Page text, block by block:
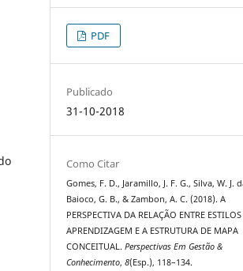
PDF
Publicado
31-10-2018
Como Citar
Gomes, F. D., Jaramillo, J. F. G., Silva, W. J.
Baioco, G. B., & Zambon, A. C. (2018). A
PERSPECTIVA DA RELAÇÃO ENTRE
APRENDIZAGEM E A ESTRUTURA DE MAPA
CONCEITUAL.Perspectivas Em Gestão &
Conhecimento,8(Esp.), 118–134.